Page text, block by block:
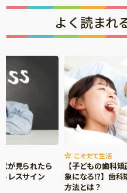
よく読まれ
が見られたら
レスサイン
こそだて生活
【子どもの歯科
象になる⁉】歯科
方法とは？